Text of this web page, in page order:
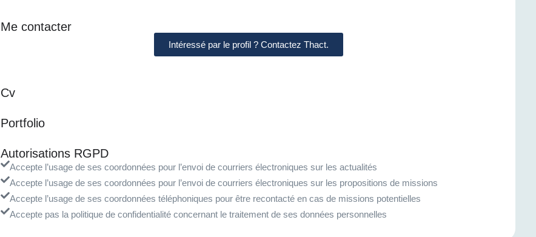
Me contacter
Intéressé par le profil ? Contactez Thact.
Cv
Portfolio
Autorisations RGPD
Accepte l’usage de ses coordonnées pour l’envoi de courriers électroniques sur les actualités
Accepte l’usage de ses coordonnées pour l’envoi de courriers électroniques sur les propositions de missions
Accepte l’usage de ses coordonnées téléphoniques pour être recontacté en cas de missions potentielles
Accepte pas la politique de confidentialité concernant le traitement de ses données personnelles